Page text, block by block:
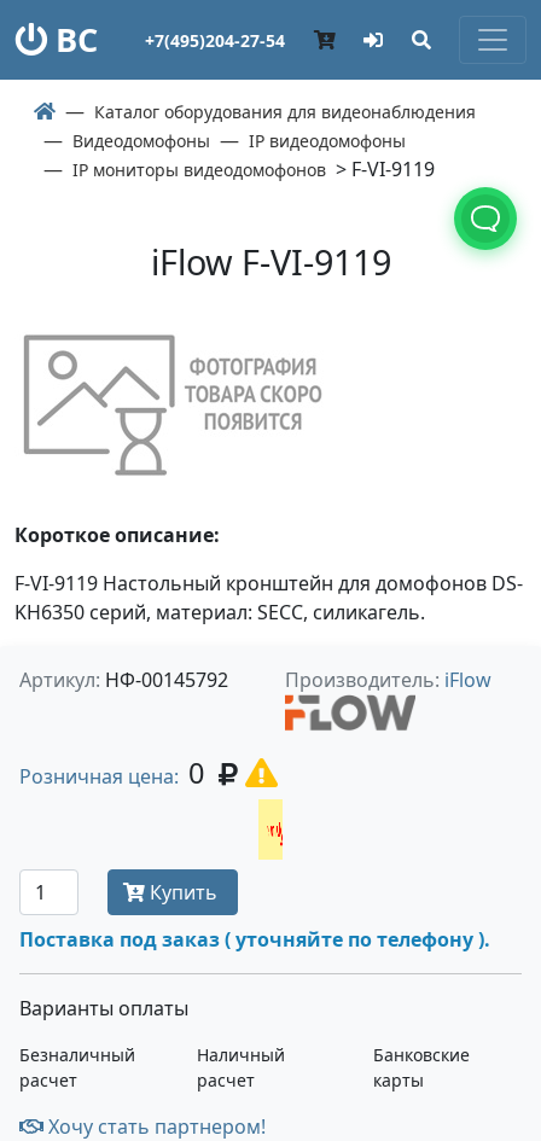
ВС +7(495)204-27-54
Каталог оборудования для видеонаблюдения
Видеодомофоны
IP видеодомофоны
IP мониторы видеодомофонов > F-VI-9119
iFlow F-VI-9119
Короткое описание:
F-VI-9119 Настольный кронштейн для домофонов DS-
KH6350 серий, материал: SECC, силикагель.
Артикул: НФ-00145792 Производитель: iFlow
Розничная цена: 0
Получить оптовую цену
Купить
Поставка под заказ ( уточняйте по телефону ).
Варианты оплаты
Безналичный
расчет
Наличный
расчет
Банковские
карты
Хочу стать партнером!